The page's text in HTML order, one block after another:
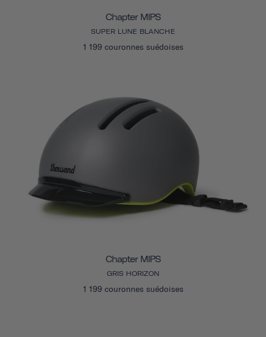
Chapter MIPS
SUPER LUNE BLANCHE
1 199 couronnes suédoises
Chapter MIPS
GRIS HORIZON
1 199 couronnes suédoises